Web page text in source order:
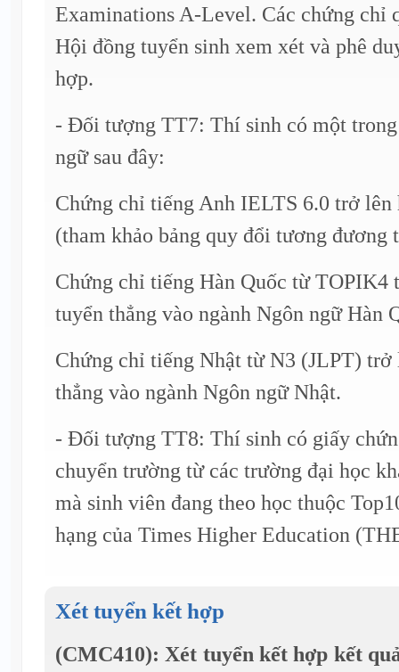
Examinations A-Level. Các chứng chỉ
Hội đồng tuyển sinh xem xét và phê
hợp.
- Đối tượng TT7: Thí sinh có một
ngữ sau đây:
Chứng chỉ tiếng Anh IELTS 6.0 trở lên
(tham khảo bảng quy đổi tương đương
Chứng chỉ tiếng Hàn Quốc từ TOPIK4
tuyển thẳng vào ngành Ngôn ngữ Hàn
Chứng chỉ tiếng Nhật từ N3 (JLPT) trở
thẳng vào ngành Ngôn ngữ Nhật.
- Đối tượng TT8: Thí sinh có giấy
chuyển trường từ các trường đại học
mà sinh viên đang theo học thuộc
hạng của Times Higher Education
Xét tuyển kết hợp
(CMC410): Xét tuyển kết hợp kết